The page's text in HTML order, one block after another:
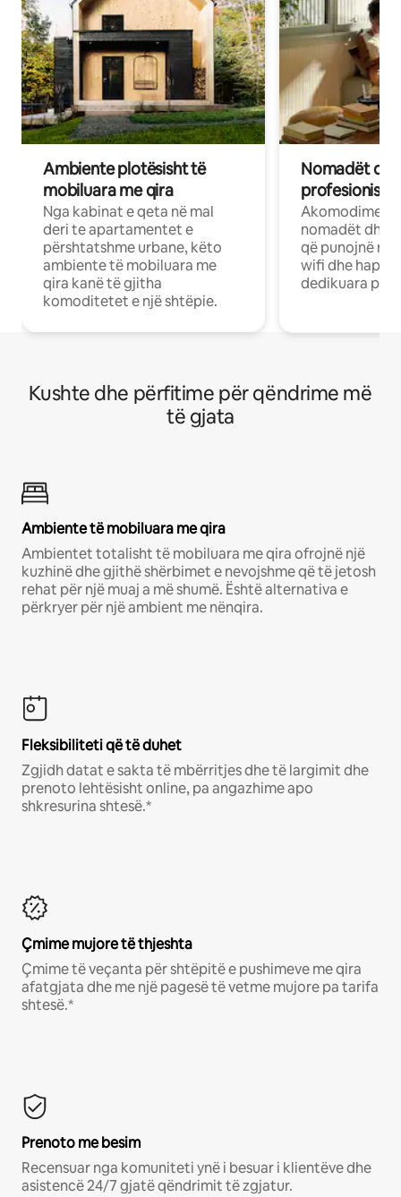
Ambiente plotësisht të
mobiluara me qira
Nga kabinat e qeta në mal
deri te apartamentet e
përshtatshme urbane, këto
ambiente të mobiluara me
qira kanë të gjitha
komoditetet e një shtëpie.
Nomadët
Akomodime
nomadët dhe
që punojnë në
wifi dhe
dedikuara
Kushte dhe përfitime për qëndrime më
të gjata
Ambiente të mobiluara me qira
Ambientet totalisht të mobiluara me qira ofrojnë një
kuzhinë dhe gjithë shërbimet e nevojshme që të jetosh
rehat për një muaj a më shumë. Është alternativa e
përkryer për një ambient me nënqira.
Fleksibiliteti që të duhet
Zgjidh datat e sakta të mbërritjes dhe të largimit dhe
prenoto lehtësisht online, pa angazhime apo
shkresurina shtesë.*
Çmime mujore të thjeshta
Çmime të veçanta për shtëpitë e pushimeve me qira
afatgjata dhe me një pagesë të vetme mujore pa tarifa
shtesë.*
Prenoto me besim
Recensuar nga komuniteti ynë i besuar i klientëve dhe
asistencë 24/7 gjatë qëndrimit të zgjatur.